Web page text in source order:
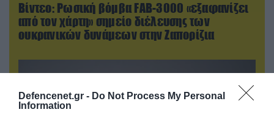
Defencenet.gr - Do Not Process My Personal
Information
Βίντεο: Ρωσική βόμβα FAB-3000 «εξαφανίζει
από τον χάρτη» σημείο διέλευσης των
ουκρανικών δυνάμεων στην Ζαπορίζια